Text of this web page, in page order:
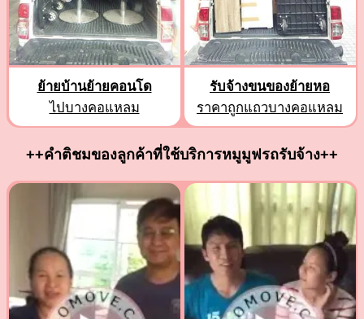
ย้ายบ้านย้ายคอนโด
ไปบางคอแหลม
รับจ้างขนของย้ายหอ
ราคาถูกแถวบางคอแหลม
++คำติชมของลูกค้าที่ใช้บริการหมูมูฟรถรับจ้าง++